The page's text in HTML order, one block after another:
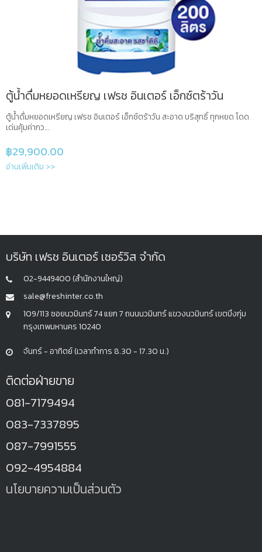
ตู้น้ำดื่มหยอดเหรียญ เฟรช อินเตอร์ เอ็กซ์ตร้าวัน
ตู้น้ำดื่มหยอดเหรียญ เฟรช อินเตอร์ เอ็กซ์ตร้าวัน สะอาด บริสุทธิ์ ทุกหยด โดด
เด่นคุ้มค่ากว...
฿29,900.00
อ่านเพิ่มเติม >>
บริษัท เฟรช อินเตอร์ เซอร์วิส จำกัด
02-9449400 (สำนักงานใหญ่)
sale@freshinter.co.th
109/113 ซอยนวมินทร์ 74 แยก 7 ถนนนวมินทร์ แขวงนวมินทร์ เขตบึงกุ่ม
กรุงเทพมหานคร 10240
จันทร์ - อาทิตย์ (เวลาทำการ 8.30 - 17.30 น.)
ติดต่อฝ่ายขาย
081-7179494
083-7337895
087-7991555
092-4954884
นโยบายความเป็นส่วนตัว